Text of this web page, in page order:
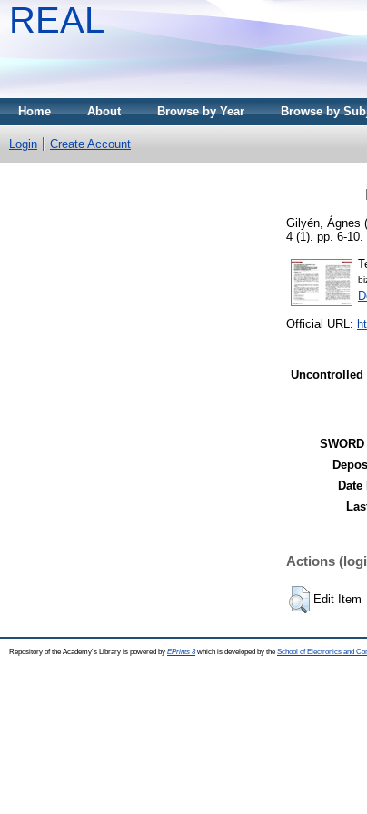
REAL
Home About Browse by Year Browse by
Login Create Account
Gilyén, Ágnes
4 (1). pp. 6-10.
Official URL:
Uncontrolled
Actions
Edit Item
Repository of the Academy's Library is powered by EPrints 3which is developed by the School of Electronics and